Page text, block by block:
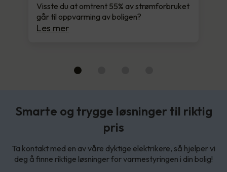
Visste du at omtrent 55% av strømforbruket
går til oppvarming av boligen?
Les mer
Smarte og trygge løsninger til riktig
pris
Ta kontakt med en av våre dyktige elektrikere, så hjelper vi
deg å finne riktige løsninger for varmestyringen i din bolig!